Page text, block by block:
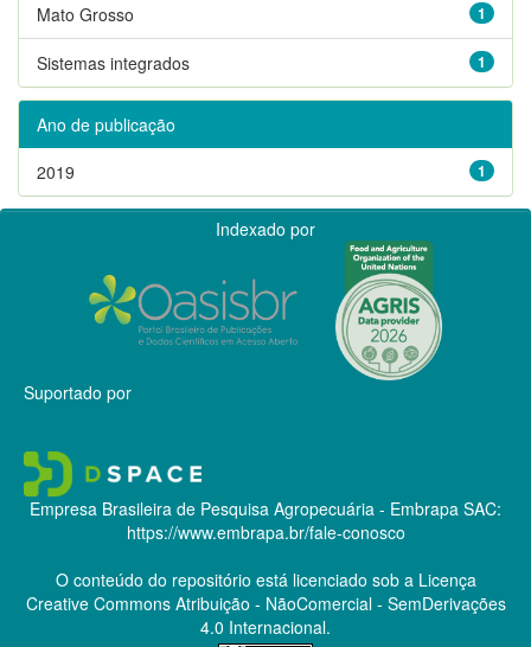
1
Mato Grosso
1
Sistemas integrados
Ano de publicação
1
2019
Indexado por
Suportado por
Empresa Brasileira de Pesquisa Agropecuária - Embrapa SAC:
https://www.embrapa.br/fale-conosco
O conteúdo do repositório está licenciado sob a Licença
Creative CommonsAtribuição - NãoComercial - SemDerivações
4.0 Internacional.